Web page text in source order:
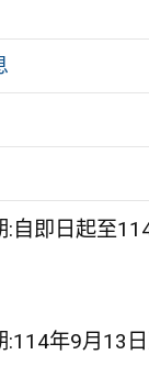
:自即日起至
:114年9月13